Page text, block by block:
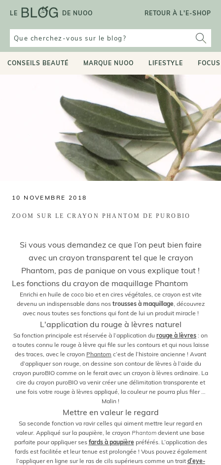
LE DE NUOO RETOUR À L'E-SHOP
CONSEILS BEAUTÉ MARQUE NUOO LIFESTYLE
10 NOVEMBRE 2018
ZOOM SUR LE CRAYON PHANTOM DE PUROBIO
Si vous vous demandez ce que l’on peut bien faire
avec un crayon transparent tel que le crayon
Phantom, pas de panique on vous explique tout !
Les fonctions du crayon de maquillage Phantom
Enrichi en huile de coco bio et en cires végétales, ce crayon est vite
devenu un indispensable dans nos trousses à maquillage , découvrez
avec nous toutes ses fonctions qui font de lui un produit miracle !
L'application du rouge à lèvres naturel
Sa fonction principale est réservée à l’application du rouge à lèvres : on
a toutes connu le rouge à lèvre qui file sur les contours et qui nous laisse
des traces, avec le crayon Phantom c’est de l’histoire ancienne ! Avant
d’appliquer son rouge, on dessine son contour de lèvres à l’aide du
crayon puroBIO comme on le ferait avec un crayon à lèvres ordinaire. La
cire du crayon puroBIO va venir créer une délimitation transparente et
une fois votre rouge à lèvres appliqué, la couleur ne pourra plus filer …
Malin !
Mettre en valeur le regard
Sa seconde fonction va ravir celles qui aiment mettre leur regard en
valeur. Appliqué sur la paupière, le crayon Phantom devient une base
parfaite pour appliquer ses fards à paupière préférés. L’application des
fards est facilitée et leur tenue est prolongée ! Vous pouvez également
l’appliquer en ligne sur le ras de cils supérieurs comme un trait d’eye-